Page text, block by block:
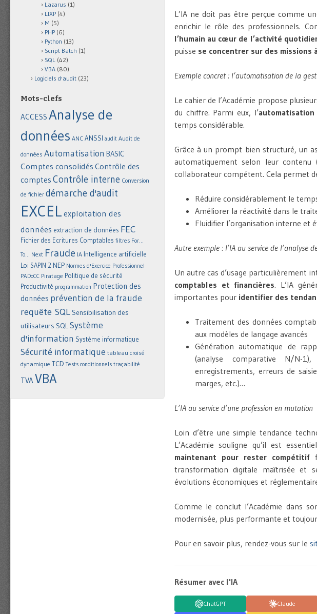
L’IA ne doit pas être perçue comme
enrichir le rôle des professionnels.
l’humain au cœur de l’activité
puisse se concentrer sur des missions
Exemple concret : l’automatisation de la
Le cahier de l’Académie propose
du chiffre. Parmi eux, l’
temps considérable.
Grâce à un prompt bien structuré, un
automatiquement selon leur
collaborateur compétent. Cela permet
Réduire considérablement le
Améliorer la réactivité dans le
Fluidifier l’organisation interne et
Autre exemple : l’IA au service de l’analyse
Un autre cas d’usage particulièrement
comptables et financières. L’IA
importantes pour identifier des
Traitement des données
aux modèles de langage avancés
Génération automatique de
(analyse comparative N/N-
enregistrements, erreurs de
marges, etc.)…
L’IA au service d’une profession en mutation
Loin d’être une simple tendance
L’Académie souligne qu’il est
maintenant pour rester compétitif
transformation digitale maîtrisée et
évolutions économiques et
Comme le conclut l’Académie dans
modernisée, plus performante et
Pour en savoir plus, rendez-vous sur le
Résumer avec l'IA
ChatGPT Claude
Lazarus (1)
LIXP (4)
M (5)
PHP (6)
Python (13)
Script Batch (1)
SQL (42)
VBA (80)
Logiciels d'audit (23)
Mots-clefs
ACCESS Analyse de
données ANC ANSSI audit Audit de
données Automatisation BASIC
Comptes consolidés Contrôle des
comptes Contrôle interne Conversion
de fichier démarche d'audit
EXCEL exploitation des
données extraction de données FEC
Fichier des Ecritures Comptables filtres For...
To... Next Fraude IA Intelligence artificielle
Loi SAPIN 2 NEP Normes d'Exercice Professionnel
PADoCC Piratage Politique de sécurité
Productivité programmation Protection des
données prévention de la fraude
requête SQL Sensibilisation des
utilisateurs SQLSystème
d'information Système informatique
Sécurité informatique tableau croisé
dynamique TCD Tests conditionnels traçabilité
TVAVBA